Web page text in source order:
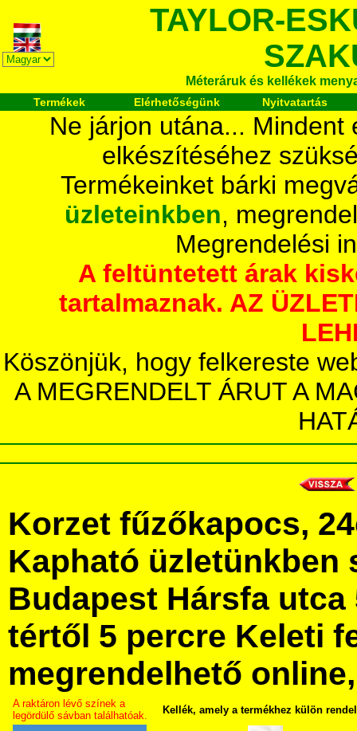
TAYLOR-
Méteráruk és kellékek
Termékek Elérhetőségünk Nyitvatartás
Ne járjon utána...
elkészítéséhez
Termékeinket bárki
üzleteinkben,
Megrendelési
A feltüntetett árak
tartalmaznak. AZ
Köszönjük, hogy felkereste
A MEGRENDELT ÁRUT A
Korzet fűzőkapocs,
Kapható üzletünkben
Budapest Hársfa utca
tértől 5 percre Keleti
megrendelhető
A raktáron lévő színek a
legördülő sávban találhatóak.
Kellék, amely a termékhez külön